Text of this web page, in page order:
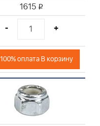
1615 i
- +
оплата В корзину